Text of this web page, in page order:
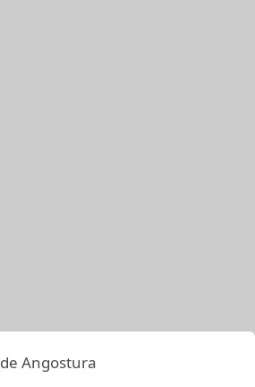
Angostura